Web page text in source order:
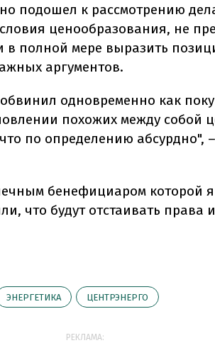
подошел к рассмотрению
ценообразования, не
в полной мере выразить
аргументов.
одновременно как
похожих между собой
по определению абсурдно",
бенефициаром которой
что будут отстаивать права
ЭНЕРГЕТИКА ЦЕНТРЭНЕРГО
РЕКЛАМА: